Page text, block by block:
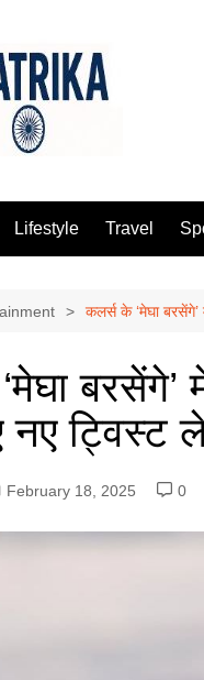
Lifestyle Travel
कलर्स के ‘मेघा
बरसेंगे’
नए ट्विस्ट
February 18, 2025 0